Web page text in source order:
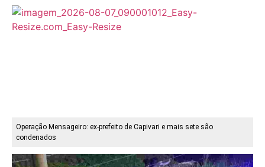
Operação Mensageiro: ex-prefeito de Capivari e mais sete são
condenados